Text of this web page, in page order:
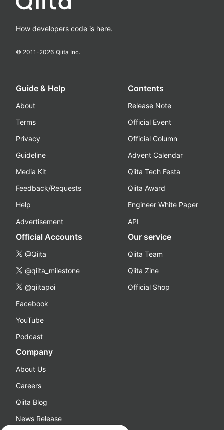
How developers code is here.
© 2011-2026 Qiita Inc.
Guide & Help
About
Terms
Privacy
Guideline
Media Kit
Feedback/Requests
Help
Advertisement
Contents
Release Note
Official Event
Official Column
Advent Calendar
Qiita Tech Festa
Qiita Award
Engineer White Paper
API
Official Accounts
@Qiita
@qiita_milestone
@qiitapoi
Facebook
YouTube
Podcast
Our service
Qiita Team
Qiita Zine
Official Shop
Company
About Us
Careers
Qiita Blog
News Release